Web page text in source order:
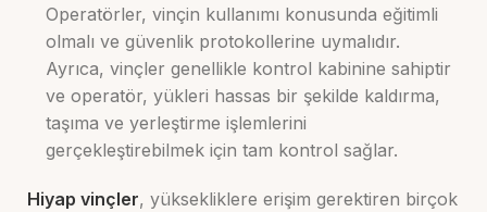
Operatörler, vinçin kullanımı konusunda eğitimli
olmalı ve güvenlik protokollerine uymalıdır.
Ayrıca, vinçler genellikle kontrol kabinine sahiptir
ve operatör, yükleri hassas bir şekilde kaldırma,
taşıma ve yerleştirme işlemlerini
gerçekleştirebilmek için tam kontrol sağlar.
Hiyap vinçler, yüksekliklere erişim gerektiren birçok